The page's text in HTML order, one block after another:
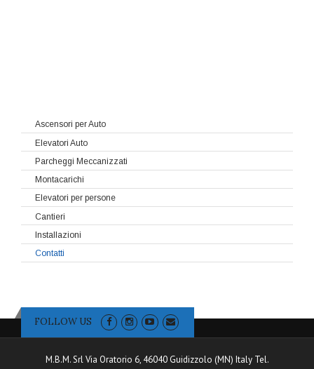
Ascensori per Auto
Elevatori Auto
Parcheggi Meccanizzati
Montacarichi
Elevatori per persone
Cantieri
Installazioni
Contatti
FOLLOW US
M.B.M. Srl Via Oratorio 6, 46040 Guidizzolo (MN) Italy Tel.